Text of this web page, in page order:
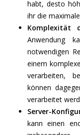
habt, desto
ihr die
Komplexität
Anwendung
notwendigen
einem
verarbeiten,
können
verarbeitet
Server-
kann einen